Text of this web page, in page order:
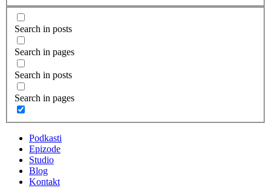
Search in posts
Search in pages
Search in posts
Search in pages
Podkasti
Epizode
Studio
Blog
Kontakt